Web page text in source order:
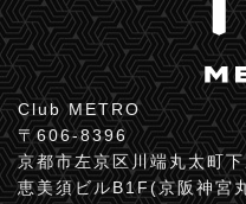
Club METRO
〒606-8396
京都市左京区川端丸太町
恵美須ビルB1F(京阪神宮